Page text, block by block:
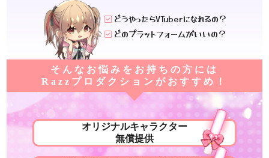
どうやったらVTuberになれるの？
どのプラットフォームがいいの？
そんなお悩みをお持ちの方には
Razzプロダクションがおすすめ！
オリジナルキャラクター
無償提供